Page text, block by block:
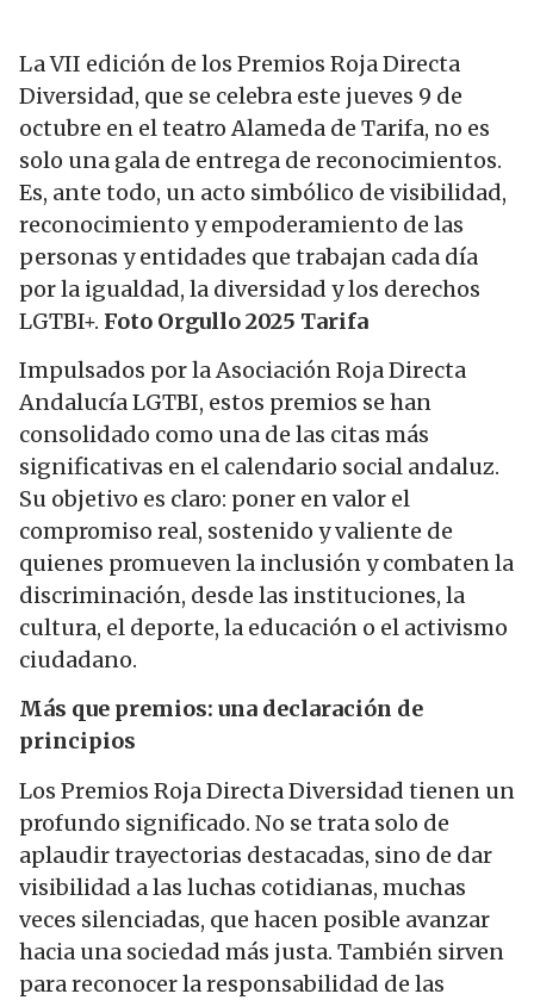
La VII edición de los Premios Roja Directa
Diversidad, que se celebra este jueves 9 de
octubre en el teatro Alameda de Tarifa, no es
solo una gala de entrega de reconocimientos.
Es, ante todo, un acto simbólico de visibilidad,
reconocimiento y empoderamiento de las
personas y entidades que trabajan cada día
por la igualdad, la diversidad y los derechos
LGTBI+. Foto Orgullo 2025 Tarifa
Impulsados por la Asociación Roja Directa
Andalucía LGTBI, estos premios se han
consolidado como una de las citas más
significativas en el calendario social andaluz.
Su objetivo es claro: poner en valor el
compromiso real, sostenido y valiente de
quienes promueven la inclusión y combaten la
discriminación, desde las instituciones, la
cultura, el deporte, la educación o el activismo
ciudadano.
Más que premios: una declaración de
principios
Los Premios Roja Directa Diversidad tienen un
profundo significado. No se trata solo de
aplaudir trayectorias destacadas, sino de dar
visibilidad a las luchas cotidianas, muchas
veces silenciadas, que hacen posible avanzar
hacia una sociedad más justa. También sirven
para reconocer la responsabilidad de las